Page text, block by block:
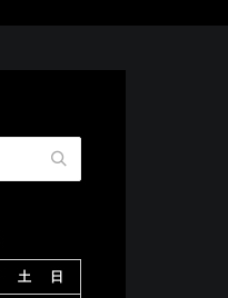
土 日